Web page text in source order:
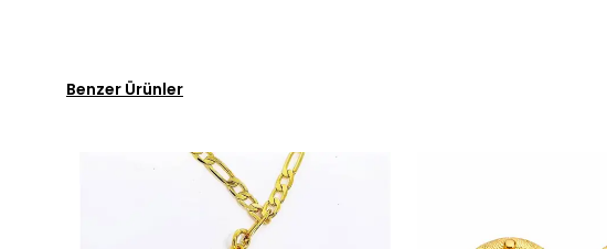
Benzer Ürünler